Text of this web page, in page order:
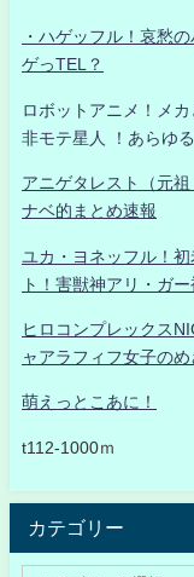
・ハゲッフル！哀愁
ゲっTEL？
ロボットアニメ！メ
非モテ星人 ！あらゆ
アニゲタレスト（元
ナベ的まとめ速報
ユカ・ヨネッフル！
ト！害獣神アリ・ガ
ヒロコンプレックス
ャアラフィフ女子の
萌えっとこあに！
t112-1000ｍ
カテゴリー